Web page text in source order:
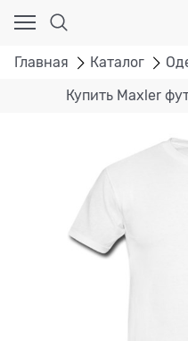
Главная Каталог
Купить Maxler